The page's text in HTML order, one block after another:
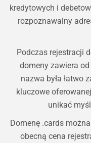
kredytowych i
rozpoznawalny
Podczas rejestracji
domeny zawiera
nazwa była łatwo
kluczowe
unikać
Domenę .cards
obecną cena